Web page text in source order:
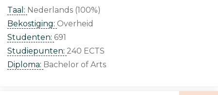
Taal: Nederlands (100%)
Bekostiging: Overheid
Studenten: 691
Studiepunten: 240 ECTS
Diploma: Bachelor of Arts